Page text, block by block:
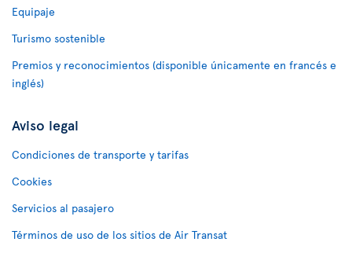
Equipaje
Turismo sostenible
Premios y reconocimientos (disponible únicamente en francés e
inglés)
Aviso legal
Condiciones de transporte y tarifas
Cookies
Servicios al pasajero
Términos de uso de los sitios de Air Transat